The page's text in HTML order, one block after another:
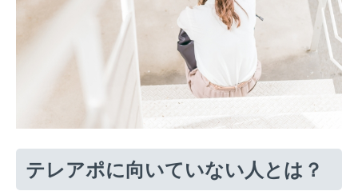
テレアポに向いていない人とは？